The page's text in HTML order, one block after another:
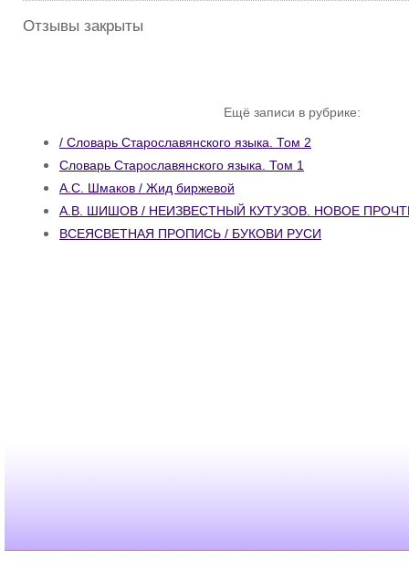
Отзывы закрыты
Ещё записи в рубрике:
/ Словарь Старославянского языка. Том 2
Словарь Старославянского языка. Том 1
А.С. Шмаков / Жид биржевой
А.В. ШИШОВ / НЕИЗВЕСТНЫЙ КУТУЗОВ. НОВОЕ
ВСЕЯСВЕТНАЯ ПРОПИСЬ / БУКОВИ РУСИ